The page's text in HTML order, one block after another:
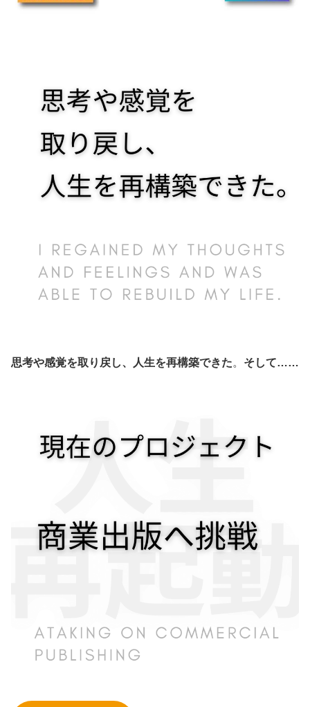
思考や感覚を取り戻し、人生を再構築できた。 そして……